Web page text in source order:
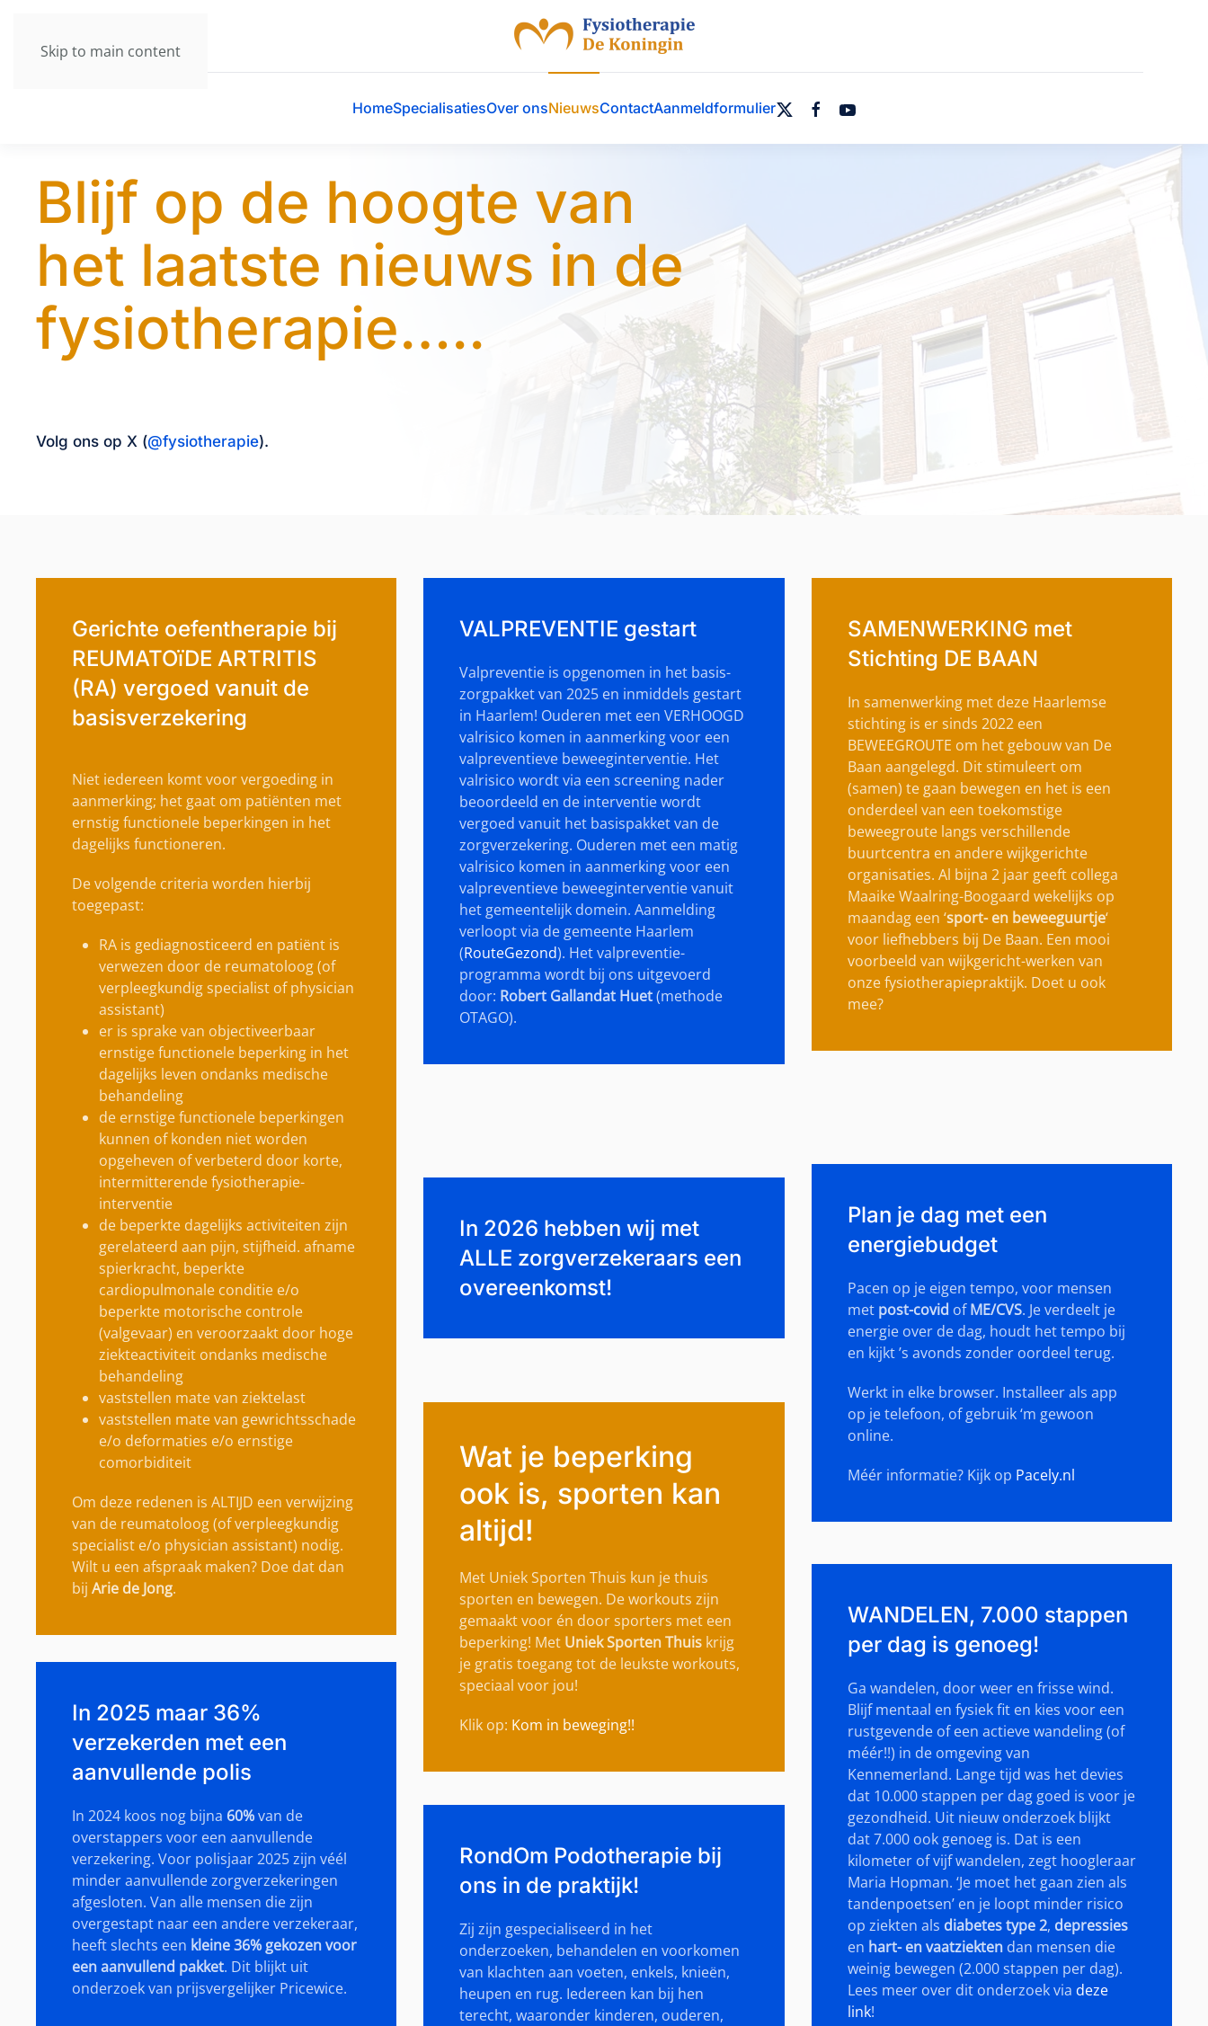
Skip to main content
HomeSpecialisatiesOver onsNieuwsContactAanmeldformulier
Blijf op de hoogte van
het laatste nieuws in de
fysiotherapie…..
Volg ons op X (@fysiotherapie).
Gerichte oefentherapie bij
REUMATOïDE ARTRITIS
(RA) vergoed vanuit de
basisverzekering
Niet iedereen komt voor vergoeding in
aanmerking; het gaat om patiënten met
ernstig functionele beperkingen in het
dagelijks functioneren.
De volgende criteria worden hierbij
toegepast:
RA is gediagnosticeerd en patiënt is
verwezen door de reumatoloog (of
verpleegkundig specialist of physician
assistant)
er is sprake van objectiveerbaar
ernstige functionele beperking in het
dagelijks leven ondanks medische
behandeling
de ernstige functionele beperkingen
kunnen of konden niet worden
opgeheven of verbeterd door korte,
intermitterende fysiotherapie-
interventie
de beperkte dagelijks activiteiten zijn
gerelateerd aan pijn, stijfheid. afname
spierkracht, beperkte
cardiopulmonale conditie e/o
beperkte motorische controle
(valgevaar) en veroorzaakt door hoge
ziekteactiviteit ondanks medische
behandeling
vaststellen mate van ziektelast
vaststellen mate van gewrichtsschade
e/o deformaties e/o ernstige
comorbiditeit
Om deze redenen is ALTIJD een verwijzing
van de reumatoloog (of verpleegkundig
specialist e/o physician assistant) nodig.
Wilt u een afspraak maken? Doe dat dan
bij Arie de Jong.
VALPREVENTIE gestart
Valpreventie is opgenomen in het basis-
zorgpakket van 2025 en inmiddels gestart
in Haarlem! Ouderen met een VERHOOGD
valrisico komen in aanmerking voor een
valpreventieve beweeginterventie. Het
valrisico wordt via een screening nader
beoordeeld en de interventie wordt
vergoed vanuit het basispakket van de
zorgverzekering. Ouderen met een matig
valrisico komen in aanmerking voor een
valpreventieve beweeginterventie vanuit
het gemeentelijk domein. Aanmelding
verloopt via de gemeente Haarlem
(RouteGezond). Het valpreventie-
programma wordt bij ons uitgevoerd
door: Robert Gallandat Huet(methode
OTAGO).
SAMENWERKING met
Stichting DE BAAN
In samenwerking met deze Haarlemse
stichting is er sinds 2022 een
BEWEEGROUTE om het gebouw van De
Baan aangelegd. Dit stimuleert om
(samen) te gaan bewegen en het is een
onderdeel van een toekomstige
beweegroute langs verschillende
buurtcentra en andere wijkgerichte
organisaties. Al bijna 2 jaar geeft collega
Maaike Waalring-Boogaard wekelijks op
maandag een ‘sport- en beweeguurtje‘
voor liefhebbers bij De Baan. Een mooi
voorbeeld van wijkgericht-werken van
onze fysiotherapiepraktijk. Doet u ook
mee?
In 2025 maar 36%
verzekerden met een
aanvullende polis
In 2024 koos nog bijna 60%van de
overstappers voor een aanvullende
verzekering. Voor polisjaar2025 zijn véél
minder aanvullende zorgverzekeringen
afgesloten. Van alle mensen die zijn
overgestapt naar een andere verzekeraar,
heeft slechts een kleine 36% gekozen voor
een aanvullend pakket. Dit blijkt uit
onderzoek van prijsvergelijker Pricewice.
In 2026 hebben wij met
ALLE zorgverzekeraars een
overeenkomst!
Plan je dag met een
energiebudget
Pacen op je eigen tempo, voor mensen
met post-covid ofME/CVS. Je verdeelt je
energie over de dag, houdt het tempo bij
en kijkt ’s avonds zonder oordeel terug.
Werkt in elke browser. Installeer als app
op je telefoon, of gebruik ‘m gewoon
online.
Méér informatie? Kijk op Pacely.nl
Wat je beperking
ook is, sporten kan
altijd!
Met Uniek Sporten Thuis kun je thuis
sporten en bewegen. De workouts zijn
gemaakt voor én door sporters met een
beperking! Met Uniek Sporten Thuis krijg
je gratis toegangtot de leukste workouts,
speciaal voor jou!
Klik op: Kom in beweging!!
WANDELEN, 7.000 stappen
per dag is genoeg!
Ga wandelen, door weer en frisse wind.
Blijf mentaal en fysiek fit en kies voor een
rustgevende of een actieve wandeling (of
méér!!) in de omgeving van
Kennemerland. Lange tijd was het devies
dat 10.000 stappen per dag goed is voor je
gezondheid. Uit nieuw onderzoek blijkt
dat 7.000 ook genoeg is. Dat is een
kilometer of vijf wandelen, zegt hoogleraar
Maria Hopman. ‘Je moet het gaan zien als
tandenpoetsen’ en je loopt minder risico
op ziekten als diabetes type 2, depressies
en hart- en vaatziektendan mensen die
weinig bewegen (2.000 stappen per dag).
Lees meer over dit onderzoek via deze
link!
RondOm Podotherapie bij
ons in de praktijk!
Zij zijn gespecialiseerd in het
onderzoeken, behandelen en voorkomen
van klachten aan voeten, enkels, knieën,
heupen en rug. Iedereen kan bij hen
terecht, waaronder kinderen, ouderen,